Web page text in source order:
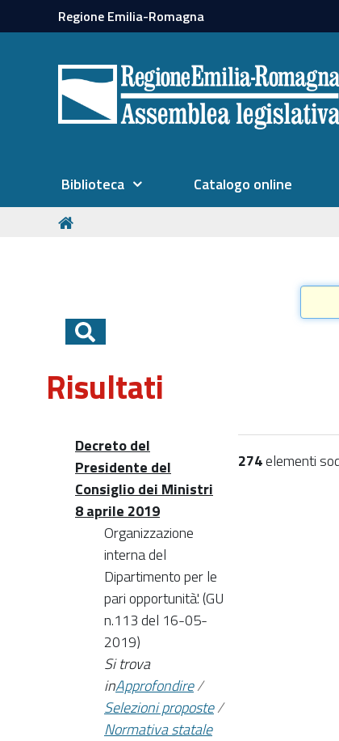
Regione Emilia-Romagna
Biblioteca Catalogo online
Risultati
274elementi
Decreto del
Presidente del
Consiglio dei Ministri
8 aprile 2019
Organizzazione
interna del
Dipartimento per le
pari opportunità'. (GU
n.113 del 16-05-
2019)
Si trova
inApprofondire/
Selezioni proposte/
Normativa statale